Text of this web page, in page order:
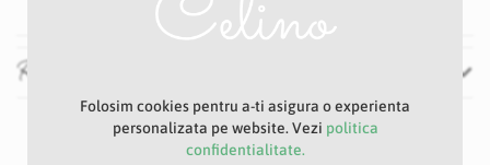
Recenzii
Folosim cookies pentru a-ti asigura o experienta
personalizata pe website. Vezi politica
confidentialitate.